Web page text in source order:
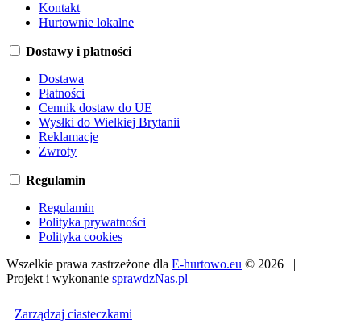
Kontakt
Hurtownie lokalne
Dostawy i płatności
Dostawa
Płatności
Cennik dostaw do UE
Wysłki do Wielkiej Brytanii
Reklamacje
Zwroty
Regulamin
Regulamin
Polityka prywatności
Polityka cookies
Wszelkie prawa zastrzeżone dla E-hurtowo.eu © 2026 |
Projekt i wykonanie sprawdzNas.pl
Zarządzaj ciasteczkami